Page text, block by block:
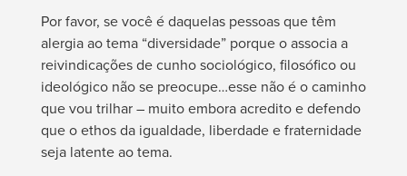
Por favor, se você é daquelas pessoas que têm
alergia ao tema “diversidade” porque o associa a
reivindicações de cunho sociológico, filosófico ou
ideológico não se preocupe…esse não é o caminho
que vou trilhar – muito embora acredito e defendo
que o ethos da igualdade, liberdade e fraternidade
seja latente ao tema.